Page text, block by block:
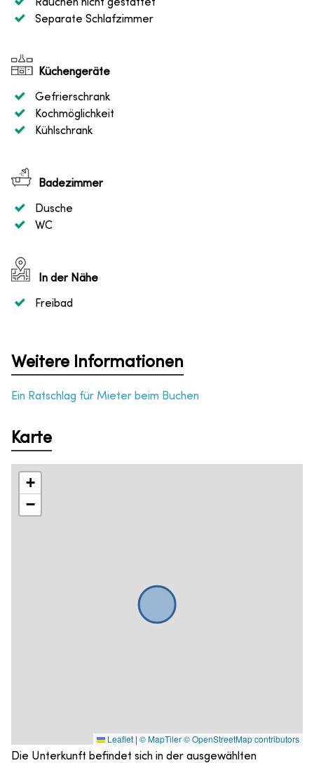
Rauchen nicht gestattet
Separate Schlafzimmer
Küchengeräte
Gefrierschrank
Kochmöglichkeit
Kühlschrank
Badezimmer
Dusche
WC
In der Nähe
Freibad
Weitere Informationen
Ein Ratschlag für Mieter beim Buchen
Karte
+
−
Leaflet | © MapTiler© OpenStreetMap contributors
Die Unterkunft befindet sich in der ausgewählten